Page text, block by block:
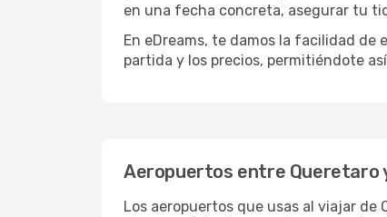
en una fecha concreta, asegurar tu
En eDreams, te damos la facilidad
partida y los precios, permitiéndote
Aeropuertos entre Queretaro
Los aeropuertos que usas al viajar